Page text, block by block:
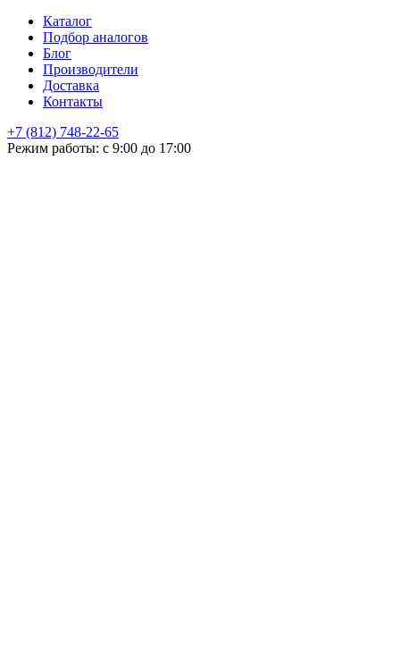
Каталог
Подбор аналогов
Блог
Производители
Доставка
Контакты
+7 (812) 748-22-65
Режим работы: с 9:00 до 17:00
НЕ НАШЛИ ЧТО ИСКАЛИ